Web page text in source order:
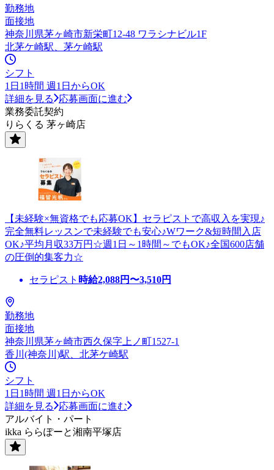
勤務地
面接地
神奈川県茅ヶ崎市新栄町12-48 ワラシナビル1F
北茅ケ崎駅、茅ケ崎駅
シフト
1日1時間 週1日からOK
詳細を見る
応募画面に進む
業務委託契約
りらくる 茅ヶ崎店
【未経験×無資格でも応募OK】セラピストで高収入を実現♪
完全無料レッスンで未経験でも安心♪Wワーク&短時間入店
OK♪平均月収33万円☆週1日～1時間～でもOK♪全国600店舗
の圧倒的集客力☆
セラピスト 時給2,088円〜3,510円
勤務地
面接地
神奈川県茅ヶ崎市西久保字上ノ町1527-1
香川(神奈川)駅、北茅ケ崎駅
シフト
1日1時間 週1日からOK
詳細を見る
応募画面に進む
アルバイト・パート
ikka ららぽーと湘南平塚店